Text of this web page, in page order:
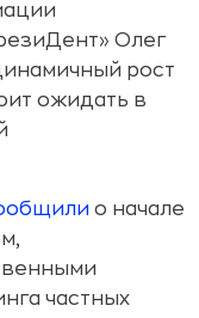
Олег
рост
ожидать в
о начале
частных